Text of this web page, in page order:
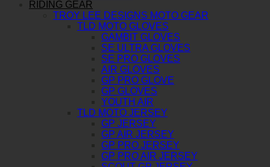
RIDING GEAR
TROY LEE DESIGNS MOTO GEAR
TLD MOTO GLOVES
GAMBIT GLOVES
SE ULTRA GLOVES
SE PRO GLOVES
AIR GLOVES
GP PRO GLOVE
GP GLOVES
YOUTH AIR
TLD MOTO JERSEY
GP JERSEY
GP AIR JERSEY
GP PRO JERSEY
GP PRO AIR JERSEY